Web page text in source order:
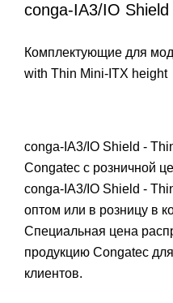
conga-IA3/IO Shield
Комплектующие для
with Thin Mini-ITX height
conga-IA3/IO Shield -
Congatec с розничной
conga-IA3/IO Shield -
оптом или в розницу в
Специальная цена
продукцию Congatec
клиентов.